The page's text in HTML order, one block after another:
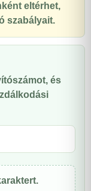
eltérhet,
szabályait.
és